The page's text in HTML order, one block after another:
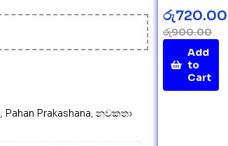
, Pahan Prakashana,නවකතා
අබිරහස –
Mystery
in a
Rented
House
රු900.00
රු720.00
Add
to
Cart